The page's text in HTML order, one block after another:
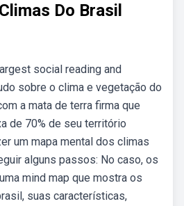
Do Brasil
social reading and
sobre o clima e vegetação do
a mata de terra firma que
de 70% de seu território
um mapa mental dos climas
alguns passos: No caso, os
mind map que mostra os
suas características,